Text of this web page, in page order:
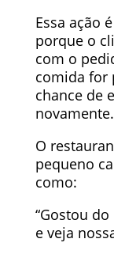
Essa ação
porque o
com o
comida for
chance de
novamente.
O
pequeno
como:
“Gostou
e veja